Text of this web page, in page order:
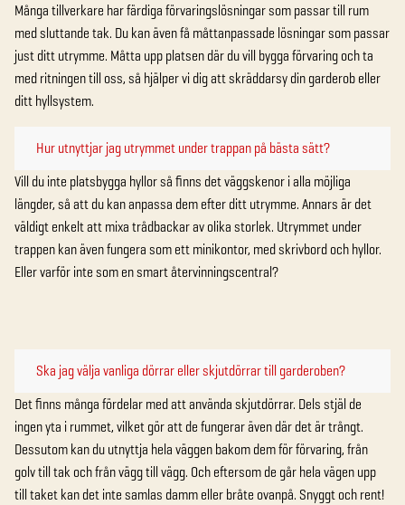
Många tillverkare har färdiga förvaringslösningar som passar till rum
med sluttande tak. Du kan även få måttanpassade lösningar som passar
just ditt utrymme. Måtta upp platsen där du vill bygga förvaring och ta
med ritningen till oss, så hjälper vi dig att skräddarsy din garderob eller
ditt hyllsystem.
Hur utnyttjar jag utrymmet under trappan på bästa sätt?
Vill du inte platsbygga hyllor så finns det väggskenor i alla möjliga
längder, så att du kan anpassa dem efter ditt utrymme. Annars är det
väldigt enkelt att mixa trådbackar av olika storlek. Utrymmet under
trappen kan även fungera som ett minikontor, med skrivbord och hyllor.
Eller varför inte som en smart återvinningscentral?
Ska jag välja vanliga dörrar eller skjutdörrar till garderoben?
Det finns många fördelar med att använda skjutdörrar. Dels stjäl de
ingen yta i rummet, vilket gör att de fungerar även där det är trångt.
Dessutom kan du utnyttja hela väggen bakom dem för förvaring, från
golv till tak och från vägg till vägg. Och eftersom de går hela vägen upp
till taket kan det inte samlas damm eller bråte ovanpå. Snyggt och rent!